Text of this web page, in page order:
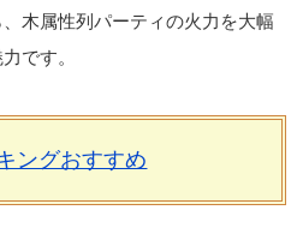
木属性列パーティの火力を大幅
です。
ングおすすめ